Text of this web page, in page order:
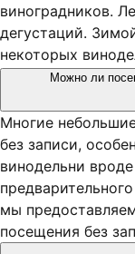
виноградников.
дегустаций.
некоторых
Можно ли
Многие
без записи,
винодельни
мы
посещения без